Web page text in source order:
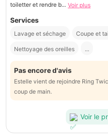
toiletter et rendre b... Voir plus
Services
Lavage et séchage Coupe et
Nettoyage des oreilles ...
Pas encore d'avis
Estelle vient de rejoindre Ring
coup de main.
Voir le